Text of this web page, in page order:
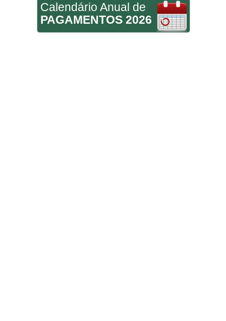
Calendário Anual de
PAGAMENTOS 2026